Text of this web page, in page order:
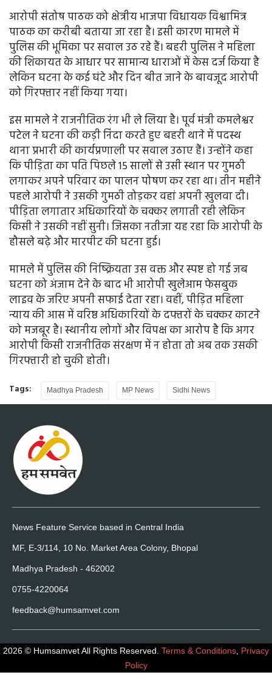
आरोपी संतोष पाठक को क्षेत्रीय भाजपा विधायक विश्वामित्र
पाठक का करीबी बताया जा रहा है। इसी कारण मामले में
पुलिस की भूमिका पर सवाल उठ रहे हैं। बहरी पुलिस ने महिला
की शिकायत के आधार पर सामान्य धाराओं में केस दर्ज किया है
लेकिन घटना के कई घंटे और दिन बीत जाने के बावजूद आरोपी
को गिरफ्तार नहीं किया गया।
इस मामले ने राजनीतिक रंग भी ले लिया है। पूर्व मंत्री कमलेश्वर
पटेल ने घटना की कड़ी निंदा करते हुए बहरी थाने में पदस्थ
थाना प्रभारी की कार्यप्रणाली पर सवाल उठाए हैं। उन्होंने कहा
कि पीड़िता का पति पिछले 15 सालों से उसी स्थान पर गुमठी
लगाकर अपने परिवार का पालन पोषण कर रहा था। तीन महीने
पहले आरोपी ने उसकी गुमठी तोड़कर वहां अपनी खुलवा दी।
पीड़िता लगातार अधिकारियों के चक्कर लगाती रही लेकिन
किसी ने उसकी नहीं सुनी। जिसका नतीजा यह रहा कि आरोपी के
हौसले बढ़े और मारपीट की घटना हुई।
मामले में पुलिस की निष्क्रियता उस वक्त और स्पष्ट हो गई जब
घटना को अंजाम देने के बाद भी आरोपी खुलेआम फेसबुक
लाइव के जरिए अपनी सफाई देता रहा। वहीं, पीड़ित महिला
न्याय की आस में वरिष्ठ अधिकारियों के दफ्तरों के चक्कर काटने
को मजबूर है। स्थानीय लोगों और विपक्ष का आरोप है कि अगर
आरोपी किसी राजनीतिक संरक्षण में न होता तो अब तक उसकी
गिरफ्तारी हो चुकी होती।
Tags: Madhya Pradesh MP News Sidhi News
News Feature Service based in Central India
MF, E-3/114, 10 No. Market Area Colony, Bhopal
Madhya Pradesh - 462002
0755-4220064
feedback@humsamvet.com
2026 © Humsamvet All Rights Reserved. Terms & Conditions Privacy
Policy